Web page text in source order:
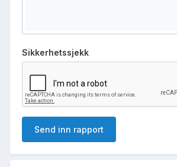
Sikkerhetssjekk
Send inn rapport